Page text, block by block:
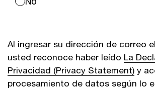
Al ingresar su dirección de correo
usted reconoce haber leído La
Privacidad (Privacy Statement) y
procesamiento de datos según lo